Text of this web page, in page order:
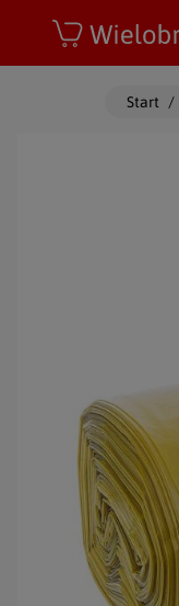
Start /